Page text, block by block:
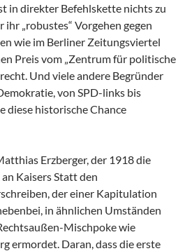
in direkter Befehlskette nichts zu
„robustes“ Vorgehen gegen
wie im Berliner Zeitungsviertel
Preis vom „Zentrum für politische
Und viele andere Begründer
von SPD-links bis
diese historische Chance
Erzberger, der 1918 die
Kaisers Statt den
der einer Kapitulation
in ähnlichen Umständen
Mischpoke wie
ermordet. Daran, dass die erste